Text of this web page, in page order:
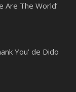
Are The World’
You’ de Dido